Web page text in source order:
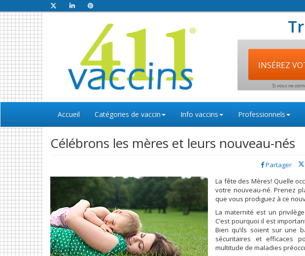
INSÉREZ
Si vous ne
Accueil Catégories de vaccin Info vaccins Professionnels
Célébrons les mères et leurs nouveau-nés
Partager
La fête des Mères! Quelle
votre nouveau-né. Prenez
que vous prodiguez à ce
La maternité est un
C’est pourquoi il est
Bien qu’ils soient sur une
sécuritaires et efficaces
multitude de maladies